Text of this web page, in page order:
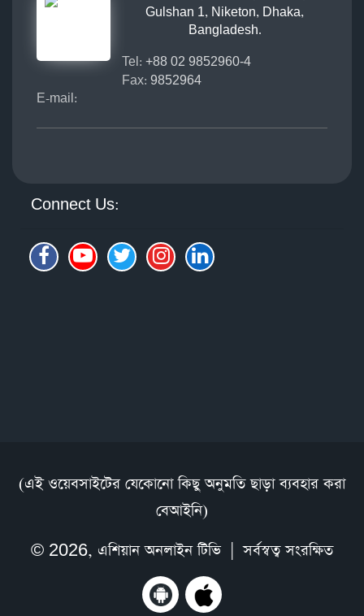
Gulshan 1, Niketon, Dhaka,
Bangladesh.
Tel: +88 02 9852960-4
Fax: 9852964
E-mail:
Connect Us:
(এই ওয়েবসাইটের যেকোনো কিছু অনুমতি ছাড়া ব্যবহার করা
বেআইনি)
© 2026, এশিয়ান অনলাইন টিভি| সর্বস্বত্ব সংরক্ষিত